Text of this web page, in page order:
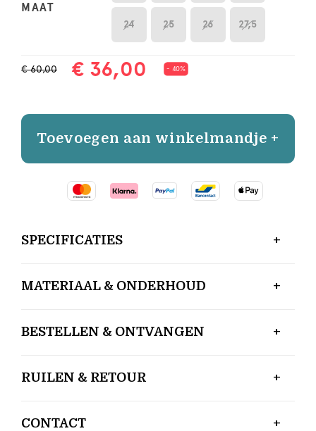
MAAT
24 25 26 27,5
€ 60,00 € 36,00 - 40%
Toevoegen aan winkelmandje +
SPECIFICATIES
MATERIAAL & ONDERHOUD
BESTELLEN & ONTVANGEN
RUILEN & RETOUR
CONTACT